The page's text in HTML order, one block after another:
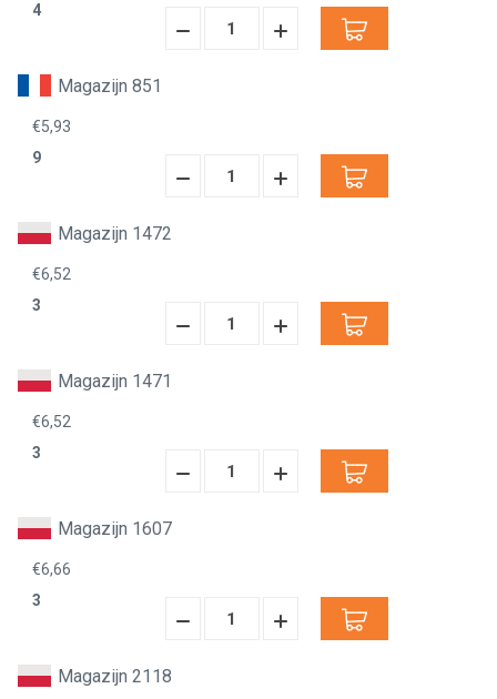
4
Hoeveelheid
Hoeveelheid
Magazijn 851
€5,93
9
Hoeveelheid
Hoeveelheid
Magazijn 1472
€6,52
3
Hoeveelheid
Hoeveelheid
Magazijn 1471
€6,52
3
Hoeveelheid
Hoeveelheid
Magazijn 1607
€6,66
3
Hoeveelheid
Hoeveelheid
Magazijn 2118